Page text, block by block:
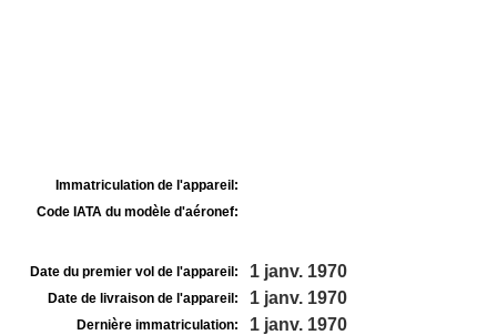
Immatriculation de l'appareil:
Code IATA du modèle d'aéronef:
Date du premier vol de l'appareil: 1 janv. 1970
Date de livraison de l'appareil: 1 janv. 1970
Dernière immatriculation: 1 janv. 1970